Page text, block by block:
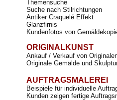
Themensuche
Suche nach Stilrichtungen
Antiker Craquelé Effekt
Glanzfirnis
Kundenfotos von
ORIGINALKUNST
Ankauf / Verkauf von
Originale Gemälde und
AUFTRAGSMALEREI
Beispiele für individuelle
Kunden zeigen fertige